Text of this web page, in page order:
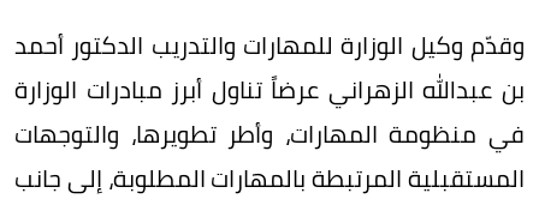
وقدّم وكيل الوزارة للمهارات والتدريب الدكتور أحمد
بن عبدالله الزهراني عرضاً تناول أبرز مبادرات الوزارة
في منظومة المهارات، وأطر تطويرها، والتوجهات
المستقبلية المرتبطة بالمهارات المطلوبة، إلى جانب